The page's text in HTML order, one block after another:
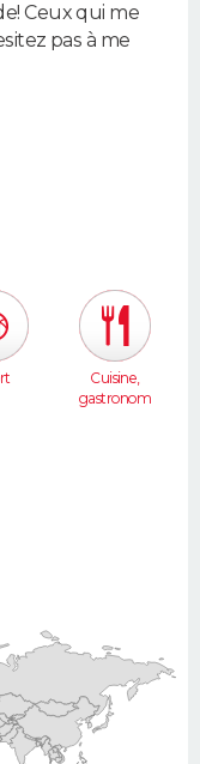
Ceux qui me
pas à me
Cuisine,
gastronom